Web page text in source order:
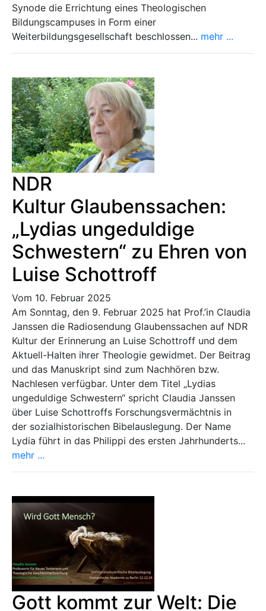
Synode die Errichtung eines Theologischen
Bildungscampuses in Form einer
Weiterbildungsgesellschaft beschlossen... mehr ...
NDR
Kultur Glaubenssachen:
„Lydias ungeduldige
Schwestern“ zu Ehren von
Luise Schottroff
Vom 10. Februar 2025
Am Sonntag, den 9. Februar 2025 hat Prof.’in Claudia
Janssen die Radiosendung Glaubenssachen auf NDR
Kultur der Erinnerung an Luise Schottroff und dem
Aktuell-Halten ihrer Theologie gewidmet. Der Beitrag
und das Manuskript sind zum Nachhören bzw.
Nachlesen verfügbar. Unter dem Titel „Lydias
ungeduldige Schwestern“ spricht Claudia Janssen
über Luise Schottroffs Forschungsvermächtnis in
der sozialhistorischen Bibelauslegung. Der Name
Lydia führt in das Philippi des ersten Jahrhunderts...
mehr ...
Gott kommt zur Welt: Die